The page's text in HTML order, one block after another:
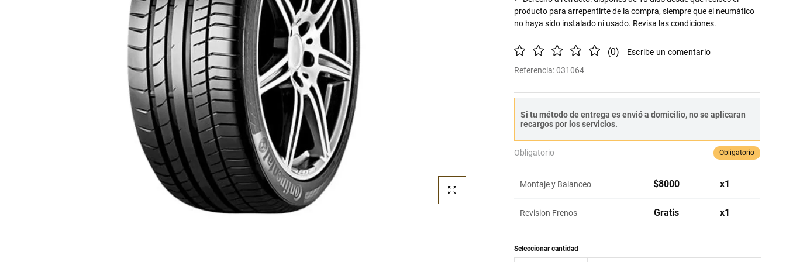
producto para arrepentirte de la compra, siempre que el neumático
no haya sido instalado ni usado. Revisa las condiciones.
(0)
Referencia:031064
Si tu método de entrega es envió a domicilio, no se aplicaran
recargos por los servicios.
Obligatorio Obligatorio
Montaje y Balanceo $8000 x1
Revision Frenos Gratis x1